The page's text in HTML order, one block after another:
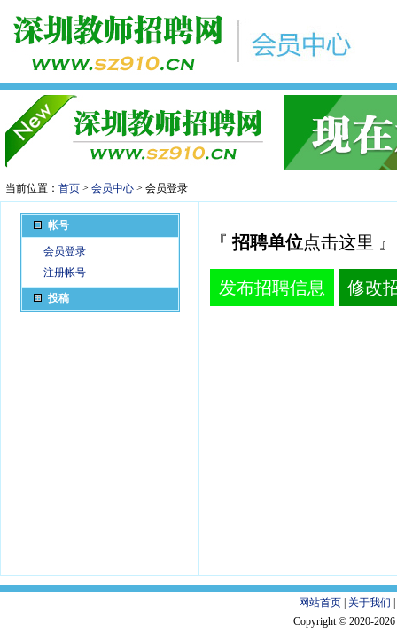
当前位置： 首页 > 会员中心 > 会员登录
帐号
会员登录
注册帐号
投稿
『 招聘单位点击这里 』
发布招聘信息 修改
网站首页 关于我们
Copyright © 2020-